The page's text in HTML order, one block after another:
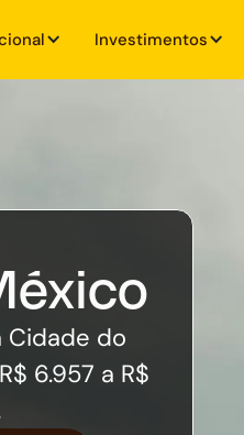
Investimentos
Cidade do
6.957 a R$